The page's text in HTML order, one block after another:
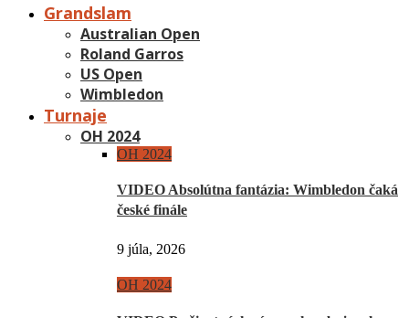
Grandslam
Australian Open
Roland Garros
US Open
Wimbledon
Turnaje
OH 2024
OH 2024
VIDEO Absolútna fantázia: Wimbledon čaká
české finále
9 júla, 2026
OH 2024